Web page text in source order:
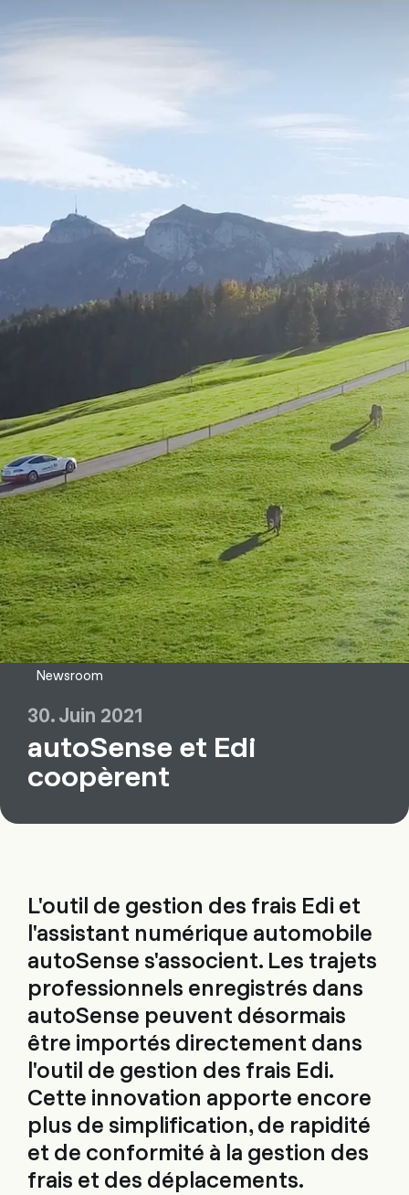
ConsultingLogicielsServices
Newsroom
30. Juin 2021
autoSense et Edi
coopèrent
L'outil de gestion des frais Edi et
l'assistant numérique automobile
autoSense s'associent. Les trajets
professionnels enregistrés dans
autoSense peuvent désormais
être importés directement dans
l'outil de gestion des frais Edi.
Cette innovation apporte encore
plus de simplification, de rapidité
et de conformité à la gestion des
frais et des déplacements.